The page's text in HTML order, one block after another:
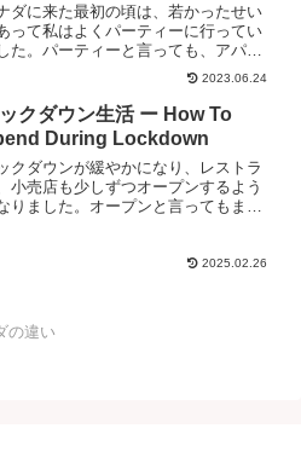
ダに来た最初の頃は、若かったせい
って私はよくパーティーに行ってい
た。パーティーと言っても、アパー
に住んでいる友達の家に集まって飲み
は持参、食べ物もスナック等があれば
方という、とてもカジュアルなもの
たが。その中でもう何...
2023.06.24
クダウン生活 ー How To
During Lockdown
クダウンが緩やかになり、レストラ
小売店も少しずつオープンするよう
りました。オープンと言ってもまだ
いて座らなければなりません。地面に
2025.02.26
の違い